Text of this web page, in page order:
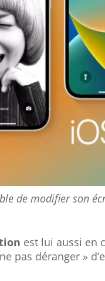
de modifier son
est lui aussi en
pas déranger »